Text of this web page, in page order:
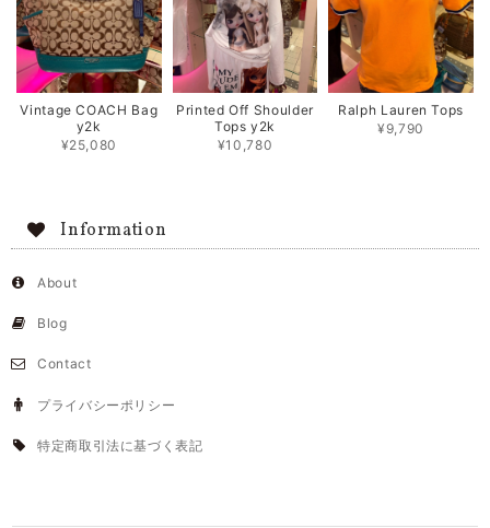
Vintage COACH Bag
y2k
¥25,080
Printed Off Shoulder
Tops y2k
¥10,780
Ralph Lauren Tops
¥9,790
Information
About
Blog
Contact
プライバシーポリシー
特定商取引法に基づく表記